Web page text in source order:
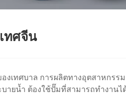
ทศจีน
เทศบาล การผลิตทางอุตสาหกร
ยน้ำ ต้องใช้ปั๊มที่สามารถทำงาน